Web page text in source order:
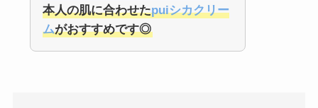
本人の肌に合わせたpuiシカクリー
ムがおすすめです◎